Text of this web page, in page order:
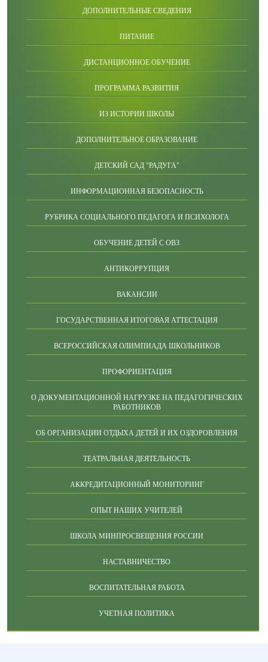
ДОПОЛНИТЕЛЬНЫЕ СВЕДЕНИЯ
ПИТАНИЕ
ДИСТАНЦИОННОЕ ОБУЧЕНИЕ
ПРОГРАММА РАЗВИТИЯ
ИЗ ИСТОРИИ ШКОЛЫ
ДОПОЛНИТЕЛЬНОЕ ОБРАЗОВАНИЕ
ДЕТСКИЙ САД "РАДУГА"
ИНФОРМАЦИОННАЯ БЕЗОПАСНОСТЬ
РУБРИКА СОЦИАЛЬНОГО ПЕДАГОГА И ПСИХОЛОГА
ОБУЧЕНИЕ ДЕТЕЙ С ОВЗ
АНТИКОРРУПЦИЯ
ВАКАНСИИ
ГОСУДАРСТВЕННАЯ ИТОГОВАЯ АТТЕСТАЦИЯ
ВСЕРОССИЙСКАЯ ОЛИМПИАДА ШКОЛЬНИКОВ
ПРОФОРИЕНТАЦИЯ
О ДОКУМЕНТАЦИОННОЙ НАГРУЗКЕ НА ПЕДАГОГИЧЕСКИХ
РАБОТНИКОВ
ОБ ОРГАНИЗАЦИИ ОТДЫХА ДЕТЕЙ И ИХ ОЗДОРОВЛЕНИЯ
ТЕАТРАЛЬНАЯ ДЕЯТЕЛЬНОСТЬ
АККРЕДИТАЦИОННЫЙ МОНИТОРИНГ
ОПЫТ НАШИХ УЧИТЕЛЕЙ
ШКОЛА МИНПРОСВЕЩЕНИЯ РОССИИ
НАСТАВНИЧЕСТВО
ВОСПИТАТЕЛЬНАЯ РАБОТА
УЧЕТНАЯ ПОЛИТИКА